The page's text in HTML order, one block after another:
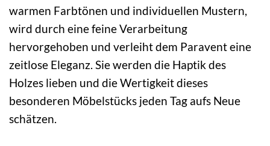
warmen Farbtönen und individuellen Mustern,
wird durch eine feine Verarbeitung
hervorgehoben und verleiht dem Paravent eine
zeitlose Eleganz. Sie werden die Haptik des
Holzes lieben und die Wertigkeit dieses
besonderen Möbelstücks jeden Tag aufs Neue
schätzen.